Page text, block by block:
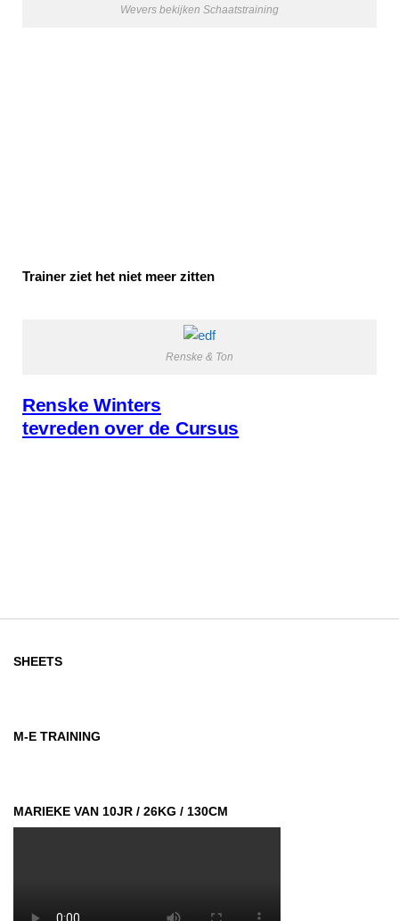
Wevers bekijken Schaatstraining
Trainer ziet het niet meer zitten
Renske & Ton
Renske Winters
tevreden over de Cursus
SHEETS
M-E TRAINING
MARIEKE VAN 10JR / 26KG / 130CM